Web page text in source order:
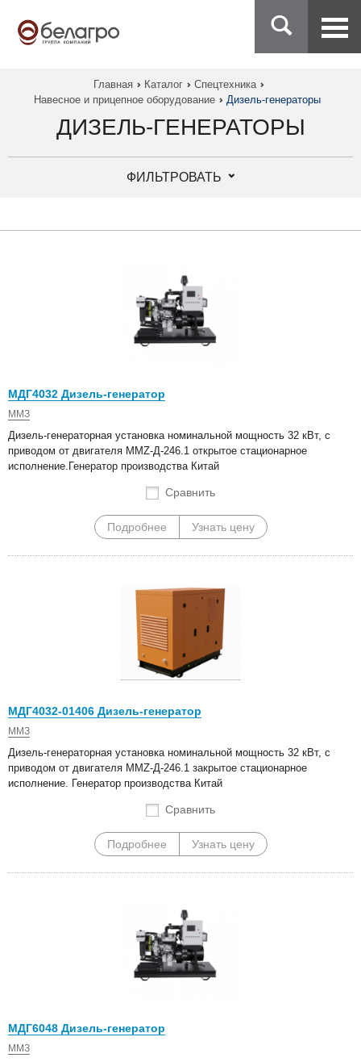
Главная Каталог
Спецтехника
Навесное и прицепное оборудование
Дизель-генераторы
ДИЗЕЛЬ-ГЕНЕРАТОРЫ
ФИЛЬТРОВАТЬ
МДГ4032 Дизель-генератор
ММЗ
Дизель-генераторная установка номинальной мощность 32 кВт, с
приводом от двигателя MMZ-Д-246.1 открытое стационарное
исполнение.Генератор производства Китай
Сравнить
Подробнее Узнать цену
МДГ4032-01406 Дизель-генератор
ММЗ
Дизель-генераторная установка номинальной мощность 32 кВт, с
приводом от двигателя MMZ-Д-246.1 закрытое стационарное
исполнение. Генератор производства Китай
Сравнить
Подробнее Узнать цену
МДГ6048 Дизель-генератор
ММЗ